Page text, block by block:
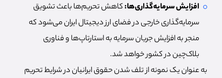
افزایش سرمایه‌گذاری‌ها:کاهش تحریم‌ها باعث تشویق
سرمایه‌گذاری خارجی در فضای ارز دیجیتال ایران می‌شود که
منجر به افزایش جریان سرمایه به استارتاپ‌ها و فناوری
بلاک‌چین در کشور خواهد شد.
به عنوان یک نمونه از تلف شدن حقوق ایرانیان در شرایط تحریم